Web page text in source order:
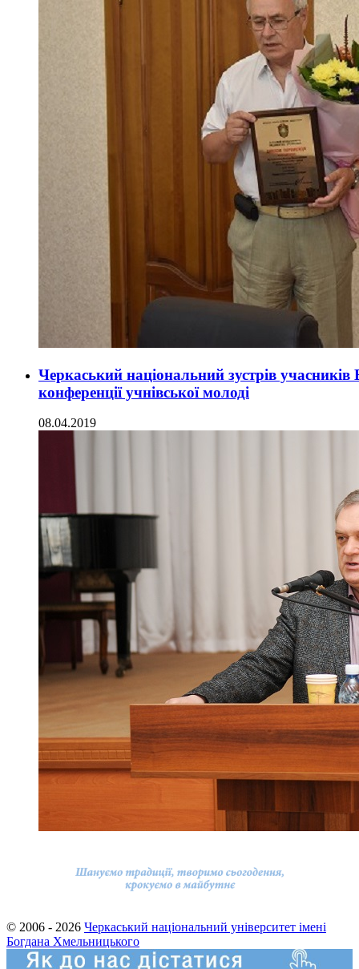
Черкаський національний зустрів учасників
конференції учнівської молоді
08.04.2019
© 2006 - 2026 Черкаський національний університет імені
Богдана Хмельницького